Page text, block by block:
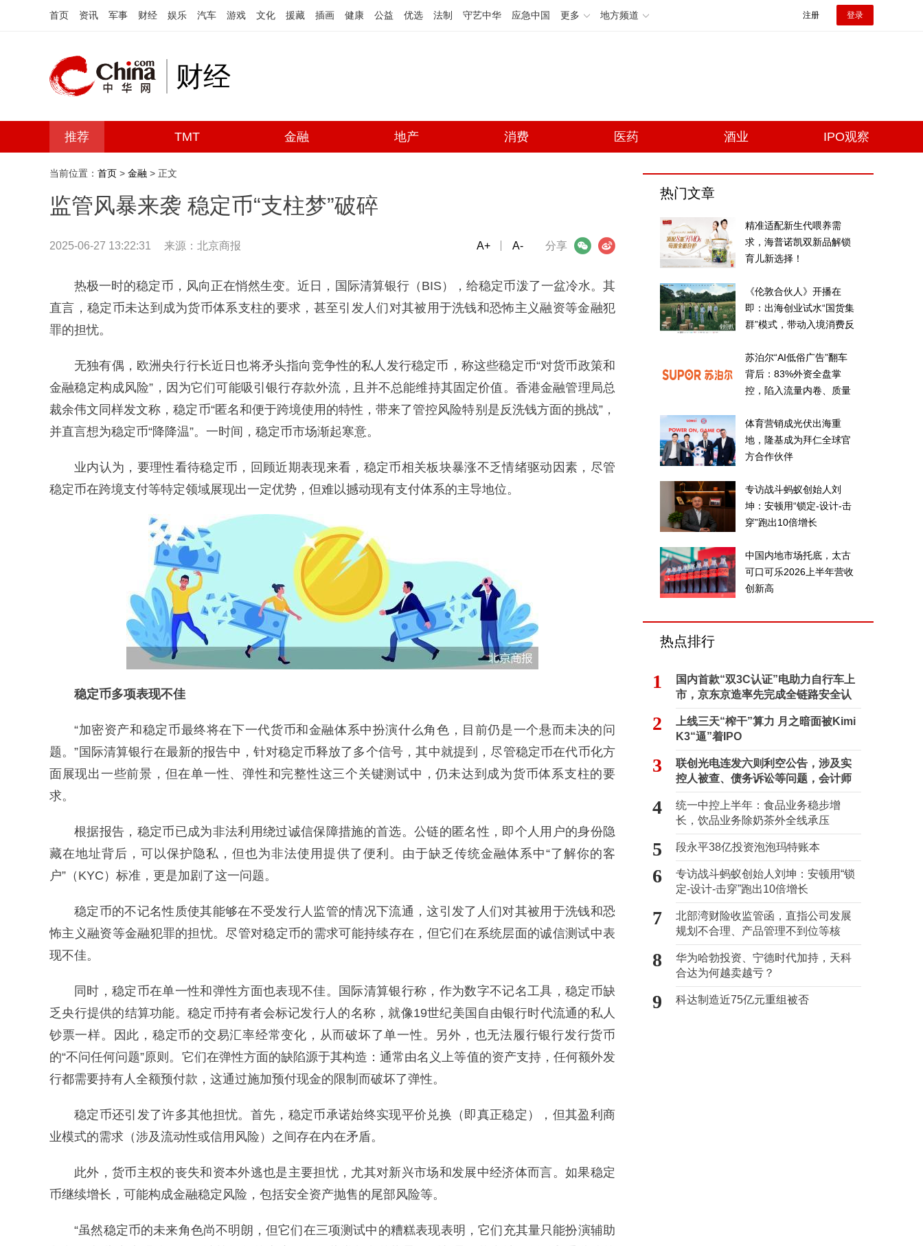
首页 资讯 军事 财经 娱乐 汽车 游戏 文化 援藏 插画 健康 公益 优选 法制 守艺中华 应急中国 更多 地方频道 注册 登录
财经
推荐 TMT 金融 地产 消费 医药 酒业 IPO观察
当前位置： 首页 > 金融 > 正文
监管风暴来袭 稳定币“支柱梦”破碎
2025-06-27 13:22:31 来源：北京商报 分享
微信 微博
A+ A-
热极一时的稳定币，风向正在悄然生变。近日，国际清算银行（BIS），给稳定币泼了一盆冷水。其
直言，稳定币未达到成为货币体系支柱的要求，甚至引发人们对其被用于洗钱和恐怖主义融资等金融犯
罪的担忧。
无独有偶，欧洲央行行长近日也将矛头指向竞争性的私人发行稳定币，称这些稳定币“对货币政策和
金融稳定构成风险”，因为它们可能吸引银行存款外流，且并不总能维持其固定价值。香港金融管理局总
裁余伟文同样发文称，稳定币“匿名和便于跨境使用的特性，带来了管控风险特别是反洗钱方面的挑战”，
并直言想为稳定币“降降温”。一时间，稳定币市场渐起寒意。
业内认为，要理性看待稳定币，回顾近期表现来看，稳定币相关板块暴涨不乏情绪驱动因素，尽管
稳定币在跨境支付等特定领域展现出一定优势，但难以撼动现有支付体系的主导地位。
稳定币多项表现不佳
“加密资产和稳定币最终将在下一代货币和金融体系中扮演什么角色，目前仍是一个悬而未决的问
题。”国际清算银行在最新的报告中，针对稳定币释放了多个信号，其中就提到，尽管稳定币在代币化方
面展现出一些前景，但在单一性、弹性和完整性这三个关键测试中，仍未达到成为货币体系支柱的要
求。
根据报告，稳定币已成为非法利用绕过诚信保障措施的首选。公链的匿名性，即个人用户的身份隐
藏在地址背后，可以保护隐私，但也为非法使用提供了便利。由于缺乏传统金融体系中“了解你的客
户”（KYC）标准，更是加剧了这一问题。
稳定币的不记名性质使其能够在不受发行人监管的情况下流通，这引发了人们对其被用于洗钱和恐
怖主义融资等金融犯罪的担忧。尽管对稳定币的需求可能持续存在，但它们在系统层面的诚信测试中表
现不佳。
同时，稳定币在单一性和弹性方面也表现不佳。国际清算银行称，作为数字不记名工具，稳定币缺
乏央行提供的结算功能。稳定币持有者会标记发行人的名称，就像19世纪美国自由银行时代流通的私人
钞票一样。因此，稳定币的交易汇率经常变化，从而破坏了单一性。另外，也无法履行银行发行货币
的“不问任何问题”原则。它们在弹性方面的缺陷源于其构造：通常由名义上等值的资产支持，任何额外发
行都需要持有人全额预付款，这通过施加预付现金的限制而破坏了弹性。
稳定币还引发了许多其他担忧。首先，稳定币承诺始终实现平价兑换（即真正稳定），但其盈利商
业模式的需求（涉及流动性或信用风险）之间存在内在矛盾。
此外，货币主权的丧失和资本外逃也是主要担忧，尤其对新兴市场和发展中经济体而言。如果稳定
币继续增长，可能构成金融稳定风险，包括安全资产抛售的尾部风险等。
“虽然稳定币的未来角色尚不明朗，但它们在三项测试中的糟糕表现表明，它们充其量只能扮演辅助
热门文章
精准适配新生代喂养需
求，海普诺凯双新品解锁
育儿新选择！
《伦敦合伙人》开播在
即：出海创业试水“国货集
群”模式，带动入境消费反
苏泊尔“AI低俗广告”翻车
背后：83%外资全盘掌
控，陷入流量内卷、质量
体育营销成光伏出海重
地，隆基成为拜仁全球官
方合作伙伴
专访战斗蚂蚁创始人刘
坤：安顿用“锁定-设计-击
穿”跑出10倍增长
中国内地市场托底，太古
可口可乐2026上半年营收
创新高
热点排行
1
国内首款“双3C认证”电助力自行车上
市，京东京造率先完成全链路安全认
证
2
上线三天“榨干”算力 月之暗面被Kimi
K3“逼”着IPO
3
联创光电连发六则利空公告，涉及实
控人被查、债务诉讼等问题，会计师
事务所曾出具“保留意见”
4
统一中控上半年：食品业务稳步增
长，饮品业务除奶茶外全线承压
5 段永平38亿投资泡泡玛特账本
6
专访战斗蚂蚁创始人刘坤：安顿用“锁
定-设计-击穿”跑出10倍增长
7
北部湾财险收监管函，直指公司发展
规划不合理、产品管理不到位等核
心“痛点”
8
华为哈勃投资、宁德时代加持，天科
合达为何越卖越亏？
9 科达制造近75亿元重组被否